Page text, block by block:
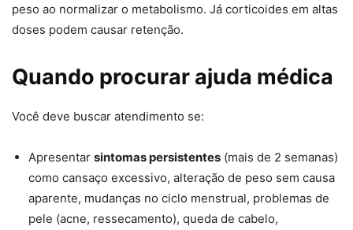
peso ao normalizar o metabolismo. Já corticoides em altas
doses podem causar retenção.
Quando procurar ajuda médica
Você deve buscar atendimento se:
Apresentar sintomas persistentes (mais de 2 semanas)
como cansaço excessivo, alteração de peso sem causa
aparente, mudanças no ciclo menstrual, problemas de
pele (acne, ressecamento), queda de cabelo,